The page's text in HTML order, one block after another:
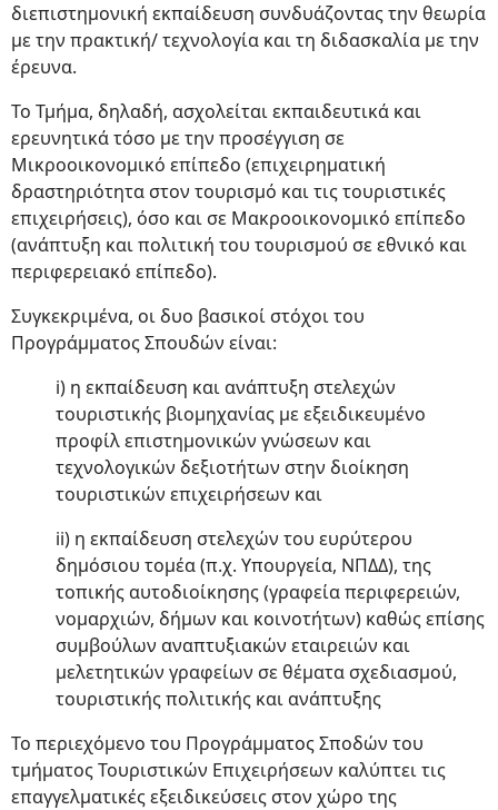
διεπιστημονική εκπαίδευση συνδυάζοντας την θεωρία
με την πρακτική/ τεχνολογία και τη διδασκαλία με την
έρευνα.
Το Τμήμα, δηλαδή, ασχολείται εκπαιδευτικά και
ερευνητικά τόσο με την προσέγγιση σε
Μικροοικονομικό επίπεδο (επιχειρηματική
δραστηριότητα στον τουρισμό και τις τουριστικές
επιχειρήσεις), όσο και σε Μακροοικονομικό επίπεδο
(ανάπτυξη και πολιτική του τουρισμού σε εθνικό και
περιφερειακό επίπεδο).
Συγκεκριμένα, οι δυο βασικοί στόχοι του
Προγράμματος Σπουδών είναι:
i) η εκπαίδευση και ανάπτυξη στελεχών
τουριστικής βιομηχανίας με εξειδικευμένο
προφίλ επιστημονικών γνώσεων και
τεχνολογικών δεξιοτήτων στην διοίκηση
τουριστικών επιχειρήσεων και
ii) η εκπαίδευση στελεχών του ευρύτερου
δημόσιου τομέα (π.χ. Υπουργεία, ΝΠΔΔ), της
τοπικής αυτοδιοίκησης (γραφεία περιφερειών,
νομαρχιών, δήμων και κοινοτήτων) καθώς επίσης
συμβούλων αναπτυξιακών εταιρειών και
μελετητικών γραφείων σε θέματα σχεδιασμού,
τουριστικής πολιτικής και ανάπτυξης
Το περιεχόμενο του Προγράμματος Σποδών του
τμήματος Τουριστικών Επιχειρήσεων καλύπτει τις
επαγγελματικές εξειδικεύσεις στον χώρο της